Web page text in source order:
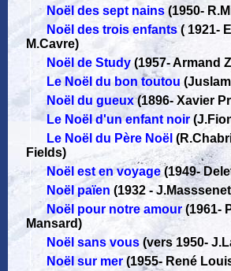
Noël des sept nains (1950-
Noël des trois enfants( 1921-
M.Cavre)
Noël de Study (1957-Armand
Le Noël du bon toutou
Noël du gueux(1896- Xavier
Le Noël d'un enfant noir
Le Noël du Père Noël
Fields)
Noël est en voyage (1949-
Noël païen (1932 -
Noël pour notre amour (1961-
Mansard)
Noël sans vous (vers 1950-
Noël sur mer (1955- René